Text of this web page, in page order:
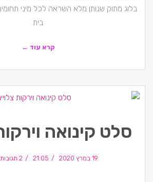
בלוג מתוק שנותן מלא השראה לכל מיני
בית
קרא עוד ←
סלט קינואה
19 במרץ 2020 21:05 2 תגובות